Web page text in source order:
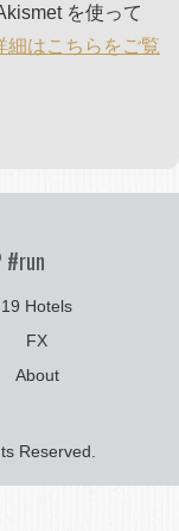
を使って
細はこちらをご覧
#run
19 Hotels
FX
About
Reserved.